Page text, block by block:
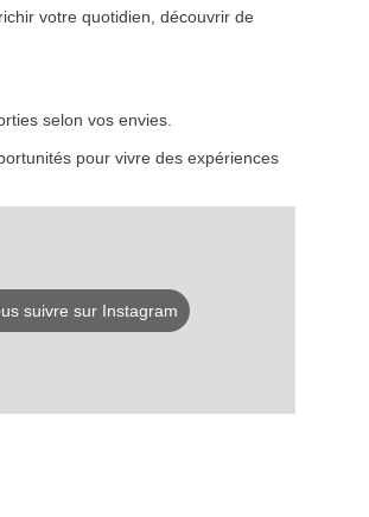
votre quotidien, découvrir de
selon vos envies.
pour vivre des expériences
suivre sur Instagram